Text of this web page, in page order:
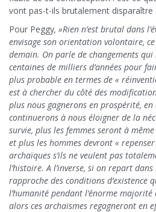
vont pas-t-ils brutalement disparaître
Pour Peggy, »Rien n’est brutal dans
envisage son orientation volontaire,
demain. On parle de changements
centaines de milliers d’années pour
plus probable en termes de «
est à chercher du côté des
plus nous gagnerons en prospérité,
continuerons à nous éloigner de la
survie, plus les femmes seront à
et plus les hommes devront «
archaïques s’ils ne veulent pas
l’histoire. A l’inverse, si on repart dans
rapproche des conditions d’existence
l’humanité pendant l’énorme
alors ces archaïsmes regagneront en